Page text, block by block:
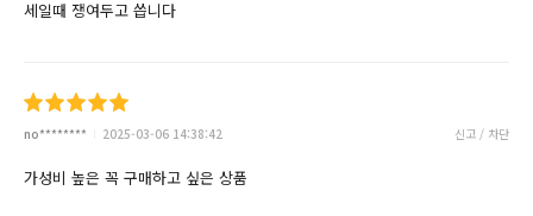
세일때 쟁여두고 씁니다
no******** 2025-03-06 14:38:42 신고 / 차단
가성비 높은 꼭 구매하고 싶은 상품